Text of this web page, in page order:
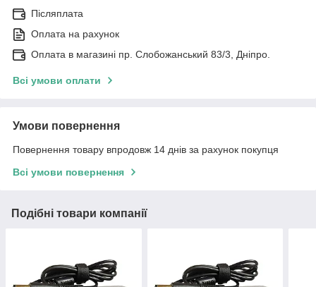
Післяплата
Оплата на рахунок
Оплата в магазині пр. Слобожанський 83/3, Дніпро.
Всі умови оплати
Умови повернення
Повернення товару впродовж 14 днів за рахунок покупця
Всі умови повернення
Подібні товари компанії